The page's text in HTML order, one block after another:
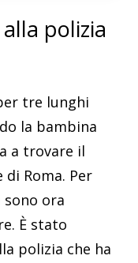
polizia
tre lunghi
la bambina
a trovare il
Roma. Per
sono ora
È stato
polizia che ha